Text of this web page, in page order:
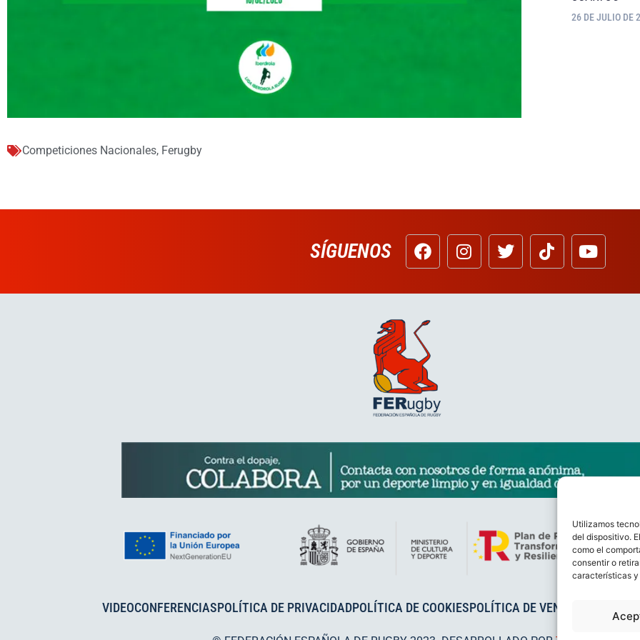
Utilizamos
del dispositivo.
como el
consentir o
características
Competiciones Nacionales, Ferugby
26 DE JULIO DE
SÍGUENOS
VIDEOCONFERENCIASPOLÍTICA DE PRIVACIDADPOLÍTICA DE COOKIESPOLÍTICA DE VENTAS